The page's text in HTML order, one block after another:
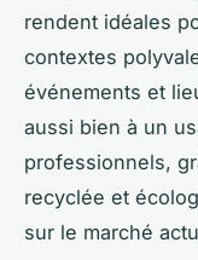
rendent idéales
contextes
événements et
aussi bien à un
professionnels,
recyclée et
sur le marché